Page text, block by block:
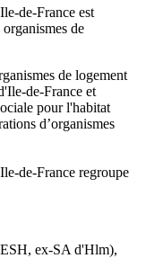
de-France est
de
de logement
de-France et
pour l'habitat
d’organismes
de-France regroupe
ex-SA d'Hlm),